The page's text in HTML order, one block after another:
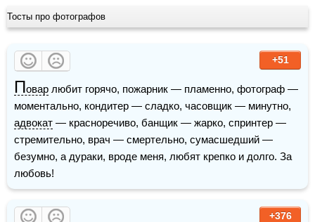
Тосты про фотографов
+51
Повар любит горячо, пожарник — пламенно, фотограф —
адвокат — красноречиво, банщик — жарко, спринтер —
стремительно, врач — смертельно, сумасшедший —
безумно, а дураки, вроде меня, любят крепко и долго. За
любовь!
+376